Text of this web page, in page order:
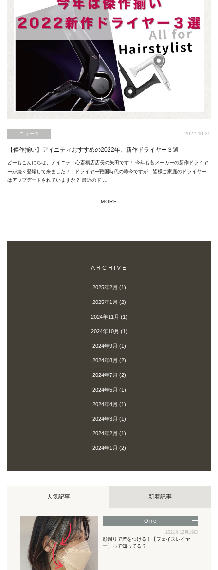
ニュース 2022.10.25
【傑作揃い】アイニティおすすめの2022年、新作ドライヤー３選
どーもこんにちは、アイニティ心斎橋店店長の矢田です！ 今年も各メーカーの新作ドライヤ
ーが続々登場して来ました！ ドライヤー戦国時代の昨今ですが、皆様ご家庭のドライヤー
はアップデートされていますか？ 最近のド …
MORE
ARCHIVE
2025年2月 (1)
2025年1月 (2)
2024年11月 (1)
2024年10月 (1)
2024年9月 (1)
2024年8月 (2)
2024年7月 (2)
2024年5月 (1)
2024年4月 (1)
2024年3月 (1)
2024年2月 (1)
2024年1月 (2)
人気記事 新着記事
2021年12月19日
顔周りで差をつける！【フェイスレイヤ
ー】って知ってる？